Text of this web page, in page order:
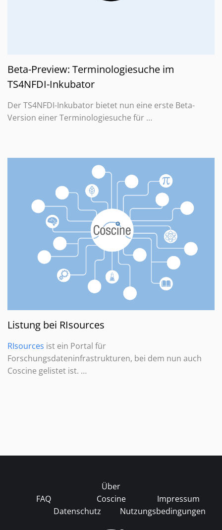
Beta-Preview: Terminologiesuche im
TS4NFDI-Inkubator
Der TS4NFDI-Inkubator bietet nun eine erste Beta-
Version einer Terminologiesuche für …
Listung bei RIsources
RIsources ist ein Portal für
Forschungsdateninfrastrukturen, bei dem nun auch
Coscine gelistet ist. …
FAQ
Über
Coscine
Impressum
Datenschutz
Nutzungsbedingungen